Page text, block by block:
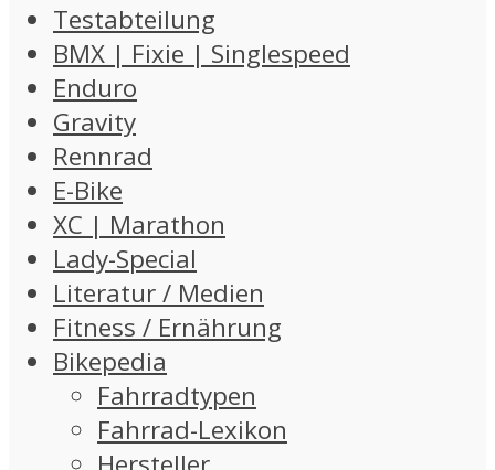
Testabteilung
BMX | Fixie | Singlespeed
Enduro
Gravity
Rennrad
E-Bike
XC | Marathon
Lady-Special
Literatur / Medien
Fitness / Ernährung
Bikepedia
Fahrradtypen
Fahrrad-Lexikon